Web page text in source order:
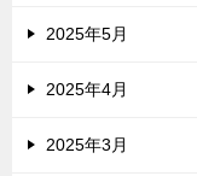
2025年5月
2025年4月
2025年3月